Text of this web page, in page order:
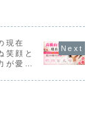
のステ
ムを支
在が、
ティス
現在
笑顔と
が愛さ